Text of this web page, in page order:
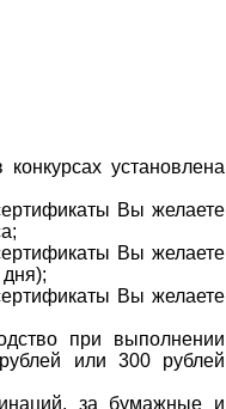
установлена
Вы желаете
Вы желаете
Вы желаете
при выполнении
или 300 рублей
за бумажные и